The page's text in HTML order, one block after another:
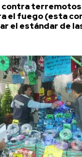
terremotos
el fuego (esta
el estándar de